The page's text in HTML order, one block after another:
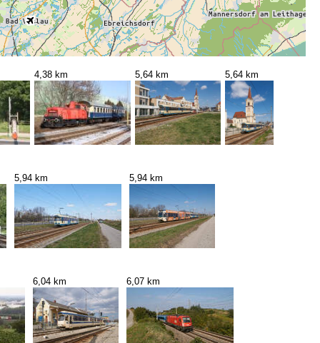
4,38 km 5,64 km 5,64 km
5,94 km 5,94 km
6,04 km 6,07 km